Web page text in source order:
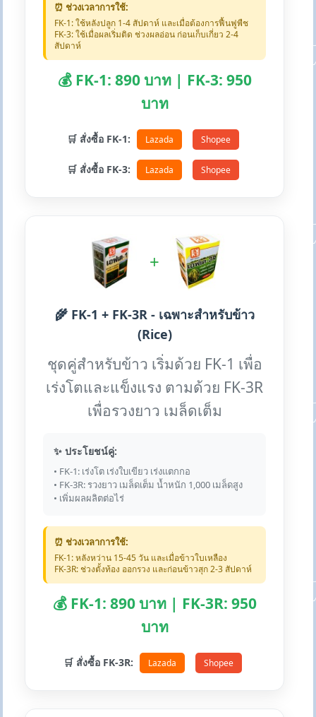
⏰ ช่วงเวลาการใช้:
FK-1: ใช้หลังปลูก 1-4 สัปดาห์ และเมื่อต้องการฟื้นฟูพืช
FK-3: ใช้เมื่อผลเริ่มติด ช่วงผลอ่อน ก่อนเก็บเกี่ยว 2-4
สัปดาห์
💰 FK-1: 890 บาท | FK-3: 950
บาท
🛒 สั่งซื้อ FK-1: Lazada Shopee
🛒 สั่งซื้อ FK-3: Lazada Shopee
+
🌾 FK-1 + FK-3R - เฉพาะสำหรับข้าว
(Rice)
ชุดคู่สำหรับข้าว เริ่มด้วย FK-1 เพื่อ
เร่งโตและแข็งแรง ตามด้วย FK-3R
เพื่อรวงยาว เมล็ดเต็ม
✨ ประโยชน์คู่:
• FK-1: เร่งโต เร่งใบเขียว เร่งแตกกอ
• FK-3R: รวงยาว เมล็ดเต็ม น้ำหนัก 1,000 เมล็ดสูง
• เพิ่มผลผลิตต่อไร่
⏰ ช่วงเวลาการใช้:
FK-1: หลังหว่าน 15-45 วัน และเมื่อข้าวใบเหลือง
FK-3R: ช่วงตั้งท้อง ออกรวง และก่อนข้าวสุก 2-3 สัปดาห์
💰 FK-1: 890 บาท | FK-3R: 950
บาท
🛒 สั่งซื้อ FK-3R: Lazada Shopee